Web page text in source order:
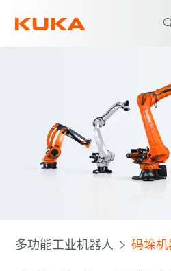
宣传册 联系我们 您的优
多功能工业机器人 码垛机